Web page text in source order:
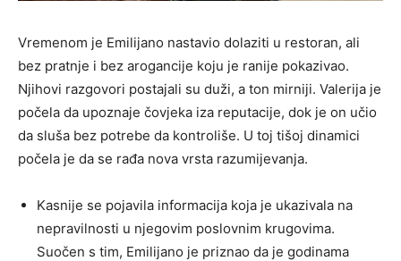
Vremenom je Emilijano nastavio dolaziti u restoran, ali
bez pratnje i bez arogancije koju je ranije pokazivao.
Njihovi razgovori postajali su duži, a ton mirniji. Valerija je
počela da upoznaje čovjeka iza reputacije, dok je on učio
da sluša bez potrebe da kontroliše. U toj tišoj dinamici
počela je da se rađa nova vrsta razumijevanja.
Kasnije se pojavila informacija koja je ukazivala na
nepravilnosti u njegovim poslovnim krugovima.
Suočen s tim, Emilijano je priznao da je godinama